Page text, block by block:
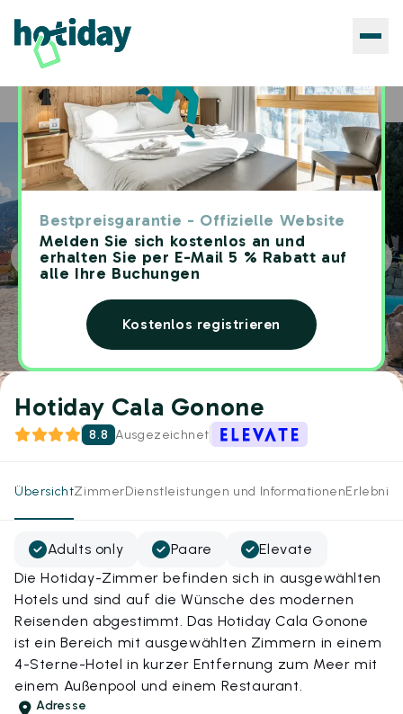
Bestpreisgarantie - Offizielle Website
Melden Sie sich kostenlos an und
erhalten Sie per E-Mail 5 % Rabatt auf
alle Ihre Buchungen
Kostenlos registrieren
Home Hotels Hotiday Cala Gonone
Hotiday Cala Gonone
8.8 Ausgezeichnet
ÜbersichtZimmerDienstleistungen und Informationen
Adults only Paare
Elevate
Die Hotiday-Zimmer befinden sich in ausgewählten
Hotels und sind auf die Wünsche des modernen
Reisenden abgestimmt. Das Hotiday Cala Gonone
ist ein Bereich mit ausgewählten Zimmern in einem
4-Sterne-Hotel in kurzer Entfernung zum Meer mit
einem Außenpool und einem Restaurant.
Adresse